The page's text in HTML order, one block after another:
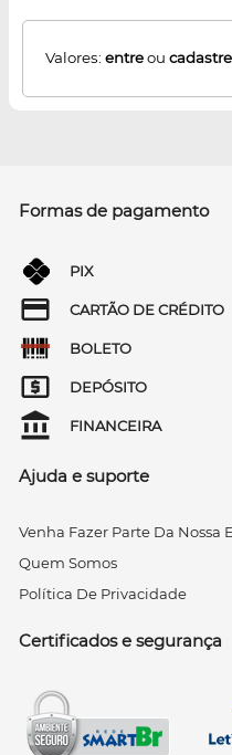
Valores: entreou
Formas de pagamento
PIX
CARTÃO DE CRÉDITO
BOLETO
DEPÓSITO
FINANCEIRA
Ajuda e suporte
Venha Fazer Parte Da Nossa
Quem Somos
Política De Privacidade
Certificados e segurança